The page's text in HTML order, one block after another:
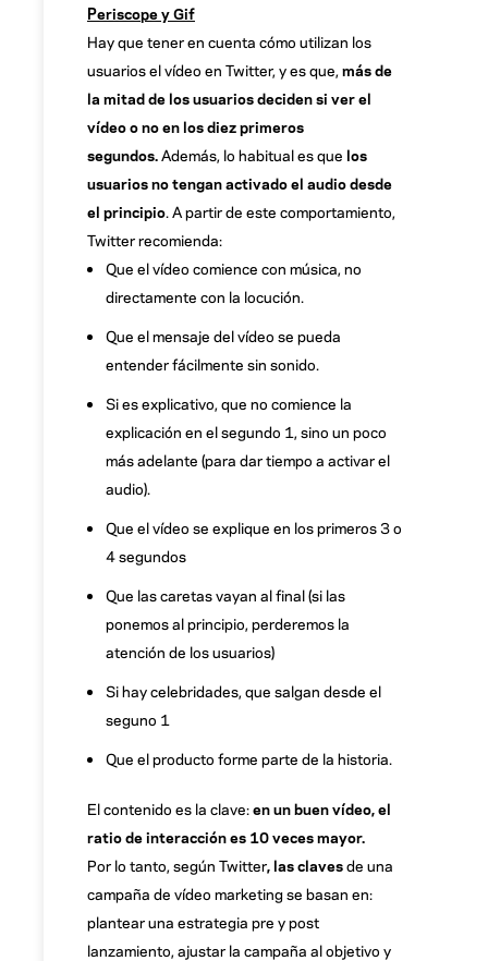
Periscope y Gif
Hay que tener en cuenta cómo utilizan los
usuarios el vídeo en Twitter, y es que, más de
la mitad de los usuarios deciden si ver el
vídeo o no en los diez primeros
segundos. Además, lo habitual es que los
usuarios no tengan activado el audio desde
el principio . A partir de este comportamiento,
Twitter recomienda:
Que el vídeo comience con música, no
directamente con la locución.
Que el mensaje del vídeo se pueda
entender fácilmente sin sonido.
Si es explicativo, que no comience la
explicación en el segundo 1, sino un poco
más adelante (para dar tiempo a activar el
audio).
Que el vídeo se explique en los primeros 3 o
4 segundos
Que las caretas vayan al final (si las
ponemos al principio, perderemos la
atención de los usuarios)
Si hay celebridades, que salgan desde el
seguno 1
Que el producto forme parte de la historia.
El contenido es la clave:en un buen vídeo, el
ratio de interacción es 10 veces mayor.
Por lo tanto, según Twitter , las clavesde una
campaña de vídeo marketing se basan en:
plantear una estrategia pre y post
lanzamiento, ajustar la campaña al objetivo y